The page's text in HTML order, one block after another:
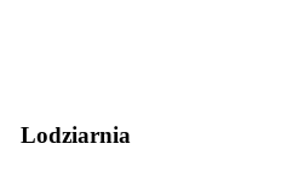
Lodziarnia